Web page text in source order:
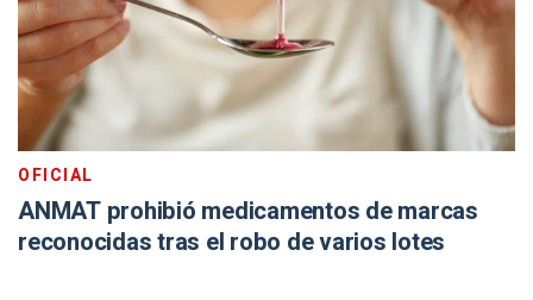
OFICIAL
ANMAT prohibió medicamentos de marcas
reconocidas tras el robo de varios lotes